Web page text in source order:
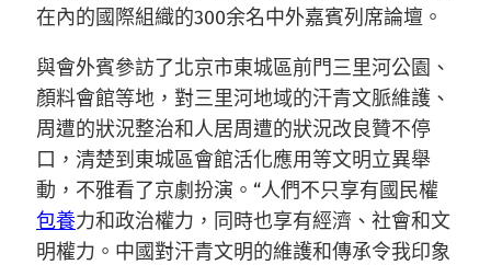
在內的國際組織的300余名中外嘉賓列席論壇。
與會外賓參訪了北京市東城區前門三里河公園、
顏料會館等地，對三里河地域的汗青文脈維護、
周遭的狀況整治和人居周遭的狀況改良贊不停
口，清楚到東城區會館活化應用等文明立異舉
動，不雅看了京劇扮演。“人們不只享有國民權
包養力和政治權力，同時也享有經濟、社會和文
明權力。中國對汗青文明的維護和傳承令我印象